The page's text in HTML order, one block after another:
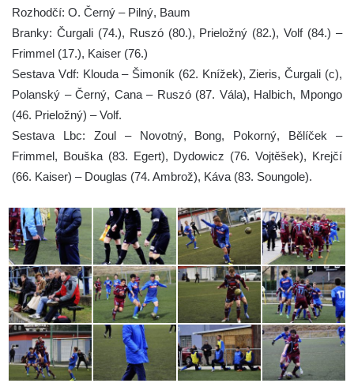
Rozhodčí: O. Černý – Pilný, Baum
Branky: Čurgali (74.), Ruszó (80.), Prieložný (82.), Volf (84.) –
Frimmel (17.), Kaiser (76.)
Sestava Vdf: Klouda – Šimoník (62. Knížek), Zieris, Čurgali (c),
Polanský – Černý, Cana – Ruszó (87. Vála), Halbich, Mpongo
(46. Prieložný) – Volf.
Sestava Lbc: Zoul – Novotný, Bong, Pokorný, Bělíček –
Frimmel, Bouška (83. Egert), Dydowicz (76. Vojtěšek), Krejčí
(66. Kaiser) – Douglas (74. Ambrož), Káva (83. Soungole).